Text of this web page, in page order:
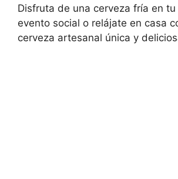
Disfruta de una cerveza fría en
evento social o relájate en casa
cerveza artesanal única y